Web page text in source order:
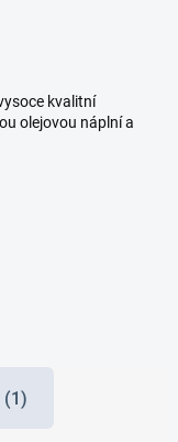
kvalitní
olejovou náplní a
(1)